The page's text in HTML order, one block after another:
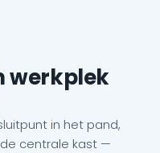
werkplek
in het pand,
centrale kast —